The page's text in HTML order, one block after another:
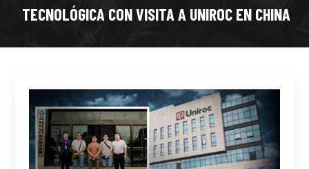
TECNOLÓGICA CON VISITA A UNIROC EN CHINA